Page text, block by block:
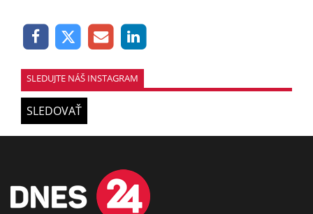
SLEDUJTE NÁŠ INSTAGRAM
SLEDOVAŤ